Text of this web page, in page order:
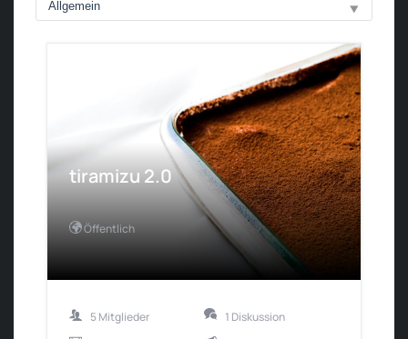
tiramizu 2.0
Öffentlich
5 Mitglieder
1 Diskussion